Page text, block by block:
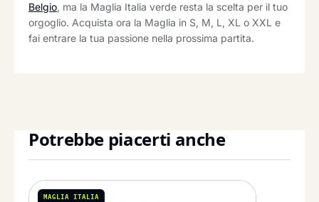
Belgio, ma la Maglia Italia verde resta la scelta per il tuo
orgoglio. Acquista ora la Maglia in S, M, L, XL o XXL e
fai entrare la tua passione nella prossima partita.
Potrebbe piacerti anche
MAGLIA ITALIA